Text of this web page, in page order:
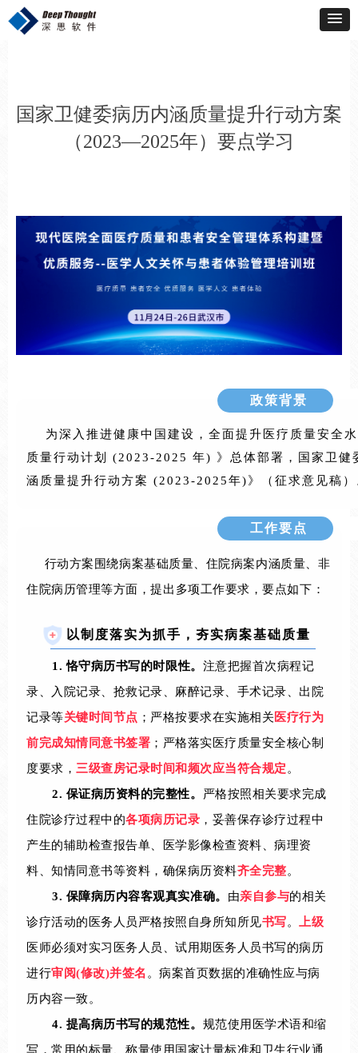
国家卫健委病历内涵质量提升行动方案
（2023—2025年）要点学习
政策背景
为深入推进健康中国建设，全面提升医疗质量安全
质量行动计划 (2023-2025 年) 》总体部署，国家卫健
涵质量提升行动方案 (2023-2025年)》（征求意见稿
工作要点
行动方案围绕病案基础质量、住院病案内涵质量、非
住院病历管理等方面，提出多项工作要求，要点如下：
以制度落实为抓手，夯实病案基础质量
1.恪守病历书写的时限性。 注意把握首次病程记
录、入院记录、抢救记录、麻醉记录、手术记录、出院
记录等关键时间节点 ；严格按要求在实施相关 医疗行为
前完成知情同意书签署 ；严格落实医疗质量安全核心制
度要求， 三级查房记录时间和频次应当符合规定 。
2. 保证病历资料的完整性。 严格按照相关要求完成
住院诊疗过程中的各项病历记录 ，妥善保存诊疗过程中
产生的辅助检查报告单、医学影像检查资料、病理资
料、知情同意书等资料，确保病历资料齐全完整。
3. 保障病历内容客观真实准确。 由亲自参与的相关
诊疗活动的医务人员严格按照自身所知所见书写。
上级
医师必须对实习医务人员、试用期医务人员书写的病历
进行审阅(修改)并签名 。病案首页数据的准确性应与病
历内容一致。
4. 提高病历书写的规范性。 规范使用医学术语和缩
写，常用的标量、称量使用国家计量标准和卫生行业通